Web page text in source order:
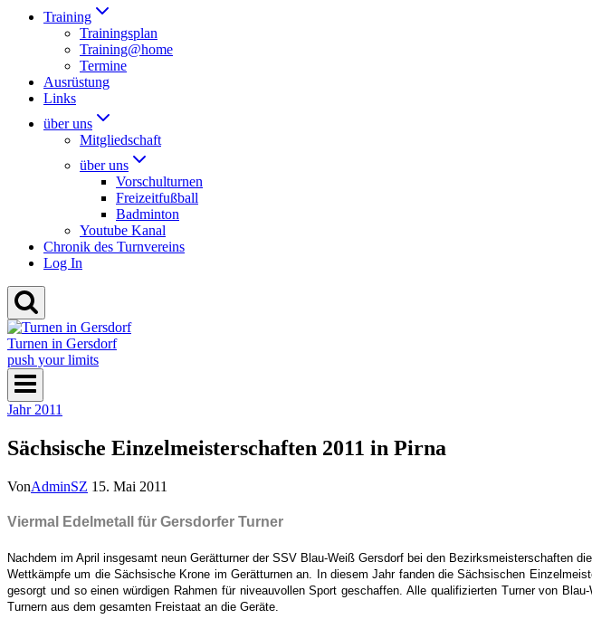
Training
Trainingsplan
Training@home
Termine
Ausrüstung
Links
über uns
Mitgliedschaft
über uns
Vorschulturnen
Freizeitfußball
Badminton
Youtube Kanal
Chronik des Turnvereins
Log In
Turnen in Gersdorf
push your limits
Jahr 2011
Sächsische Einzelmeisterschaften 2011 in Pirna
VonAdminSZ 15. Mai 2011
Viermal Edelmetall für Gersdorfer Turner
Nachdem im April insgesamt neun Gerätturner der SSV Blau-Weiß Gersdorf bei den Bezirksmeisterschaften
Wettkämpfe um die Sächsische Krone im Gerätturnen an. In diesem Jahr fanden die Sächsischen
gesorgt und so einen würdigen Rahmen für niveauvollen Sport geschaffen. Alle qualifizierten Turner von
Turnern aus dem gesamten Freistaat an die Geräte.